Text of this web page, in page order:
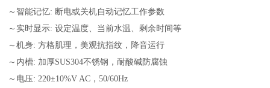
～智能记忆: 断电或关机自动记忆工作参数
～实时显示: 设定温度、当前水温、剩余时间等
～机身: 方格肌理，美观抗指纹，降音运行
～内槽: 加厚SUS304不锈钢，耐酸碱防腐蚀
～电压: 220±10%V AC，50/60Hz